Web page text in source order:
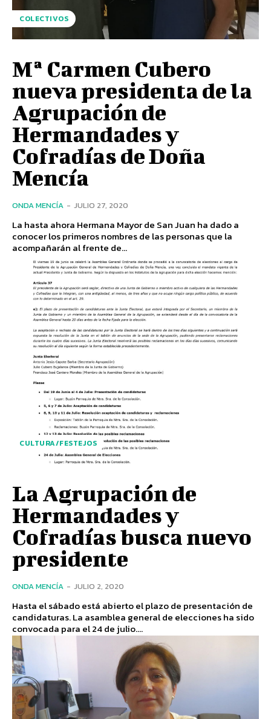
COLECTIVOS
Mª Carmen Cubero
nueva presidenta de la
Agrupación de
Hermandades y
Cofradías de Doña
Mencía
ONDA MENCÍA - JULIO 27, 2020
La hasta ahora Hermana Mayor de San Juan ha dado a
conocer los primeros nombres de las personas que la
acompañarán al frente de...
CULTURA/FESTEJOS
La Agrupación de
Hermandades y
Cofradías busca nuevo
presidente
ONDA MENCÍA - JULIO 2, 2020
Hasta el sábado está abierto el plazo de presentación de
candidaturas. La asamblea general de elecciones ha sido
convocada para el 24 de julio....